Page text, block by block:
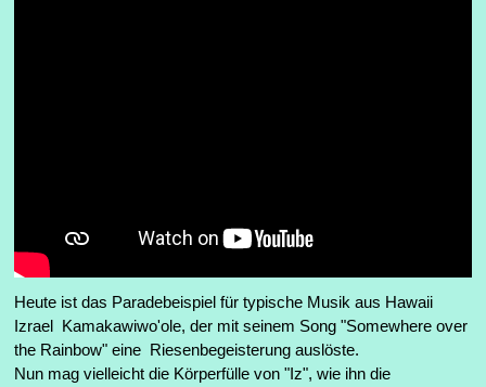
Heute ist das Paradebeispiel für typische Musik aus Hawaii
Izrael Kamakawiwo'ole, der mit seinem Song "Somewhere over
the Rainbow" eine Riesenbegeisterung auslöste.
Nun mag vielleicht die Körperfülle von "Iz", wie ihn die